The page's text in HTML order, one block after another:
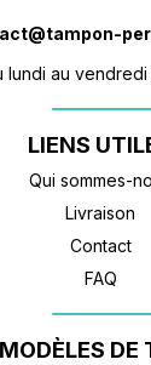
lundi au
DE
LIENS
Qui sommes-
Livraison
Contact
FAQ